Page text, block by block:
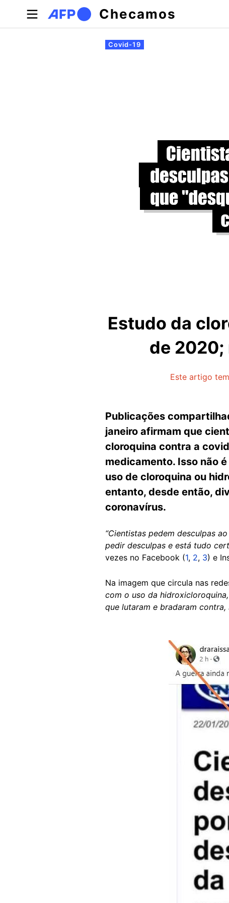
Pular para o conteúdo principal
Checamos
Abas primárias
Covid-19
Estudo da
de 2020;
Este artigo
Publicações
janeiro afirmam que
cloroquina contra a
medicamento. Isso não
uso de cloroquina ou
entanto, desde então,
coronavírus.
“Cientistas pedem desculpas
pedir desculpas e está tudo
vezes no Facebook (1, 2, 3) e
Na imagem que circula nas
com o uso da
que lutaram e bradaram